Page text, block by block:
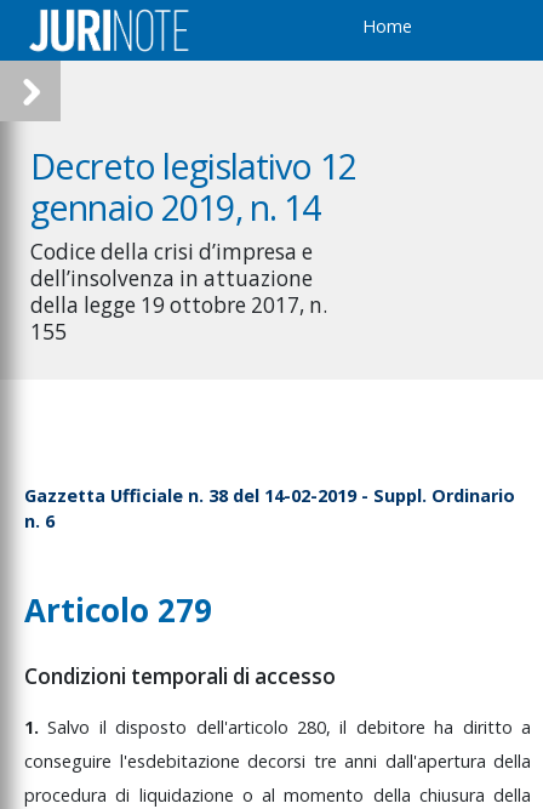
Home
Decreto legislativo 12
gennaio 2019, n. 14
Codice della crisi d’impresa e
dell’insolvenza in attuazione
della legge 19 ottobre 2017, n.
155
Gazzetta Ufficiale n. 38 del 14-02-2019 - Suppl. Ordinario
n. 6
Articolo 279
Condizioni temporali di accesso
1.Salvo ildisposto dell'articolo 280,il debitoreha dirittoa
conseguire l'esdebitazione decorsi tre anni dall'apertura della
proceduradi liquidazione o almomento della chiusura della